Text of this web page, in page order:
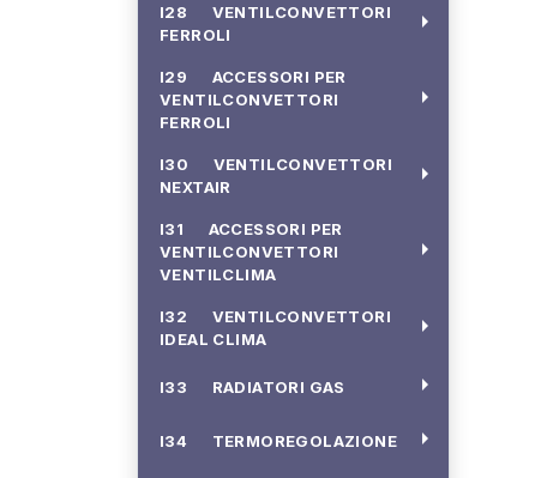
I28 VENTILCONVETTORI
FERROLI
arrow_right
I29 ACCESSORI PER
VENTILCONVETTORI
FERROLI
arrow_right
I30 VENTILCONVETTORI
NEXTAIR
arrow_right
I31 ACCESSORI PER
VENTILCONVETTORI
VENTILCLIMA
arrow_right
I32 VENTILCONVETTORI
IDEAL CLIMA
arrow_right
I33 RADIATORI GAS arrow_right
I34 TERMOREGOLAZIONE arrow_right